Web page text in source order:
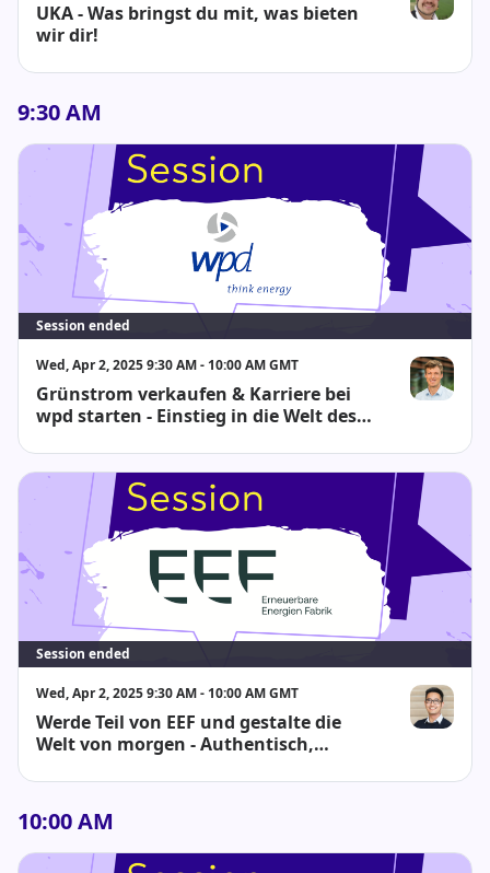
UKA - Was bringst du mit, was bieten
wir dir!
Toni Freude
9:30 AM
Session ended
Wed, Apr 2, 2025 9:30 AM - 10:00 AM GMT
Grünstrom verkaufen & Karriere bei
wpd starten - Einstieg in die Welt des
Wilko Smidt
Session ended
Wed, Apr 2, 2025 9:30 AM - 10:00 AM GMT
Werde Teil von EEF und gestalte die
Welt von morgen - Authentisch,
Huy Vu
10:00 AM